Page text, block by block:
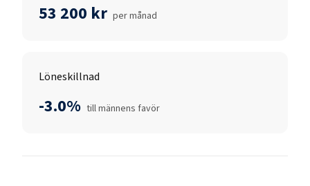
53 200 kr per månad
Löneskillnad
-3.0% till männens favör